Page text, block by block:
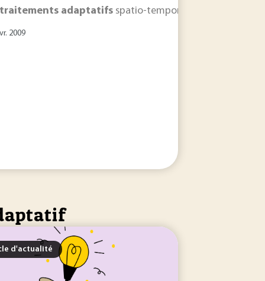
traitements adaptatifs spatio-temporels (STAP) sont des
2009
d'actualité